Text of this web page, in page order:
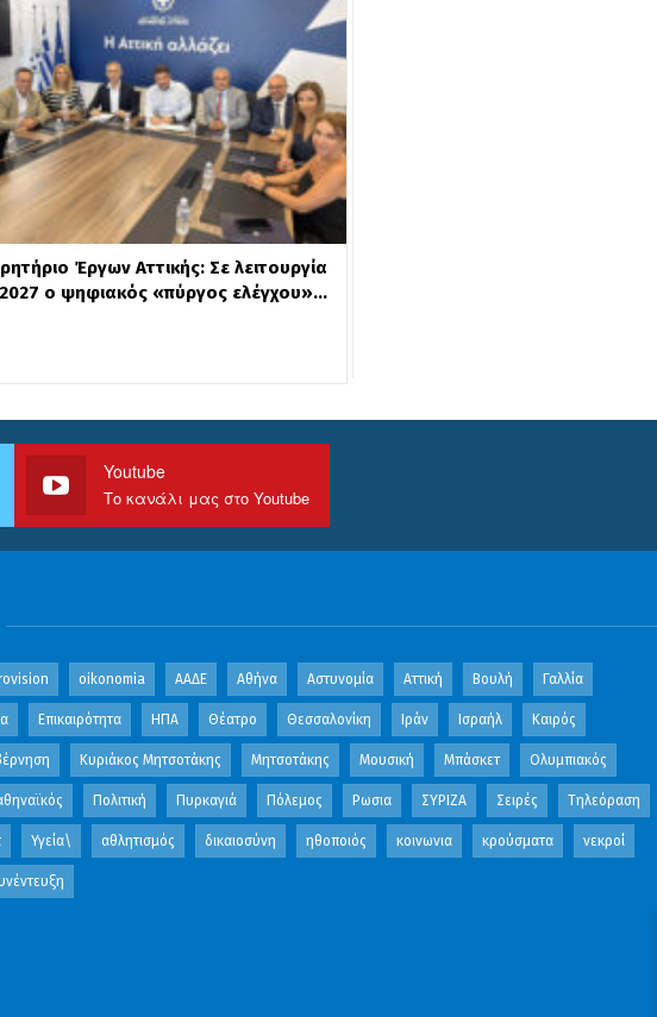
Έργων Αττικής: Σε λειτουργία
ο ψηφιακός «πύργος ελέγχου»…
Youtube
Το κανάλι μας στο Youtube
oikonomia ΑΑΔΕ Αθήνα Αστυνομία Αττική Βουλή Γαλλία
Επικαιρότητα ΗΠΑ Θέατρο Θεσσαλονίκη Ιράν Ισραήλ Καιρός
Κυριάκος Μητσοτάκης Μητσοτάκης Μουσική Μπάσκετ Ολυμπιακός
Πολιτική Πυρκαγιά Πόλεμος Ρωσια ΣΥΡΙΖΑ Σειρές Τηλεόραση
Υγεία\ αθλητισμός δικαιοσύνη ηθοποιός κοινωνια κρούσματα νεκροί